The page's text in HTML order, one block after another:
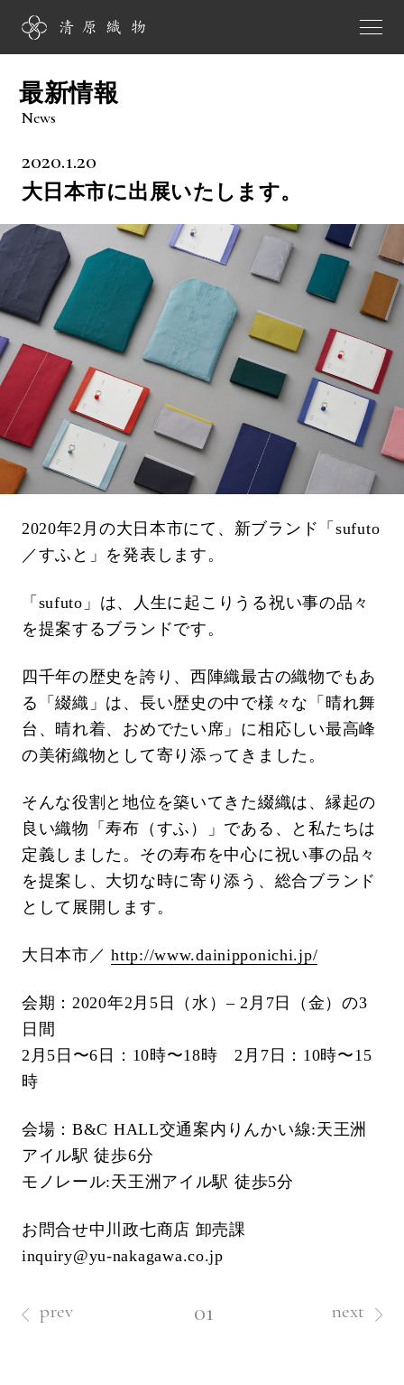
最新情報
News
2020.1.20
大日本市に出展いたします。
2020年2月の大日本市にて、新ブランド「sufuto
／すふと」を発表します。
「sufuto」は、人生に起こりうる祝い事の品々
を提案するブランドです。
四千年の歴史を誇り、西陣織最古の織物でもあ
る「綴織」は、長い歴史の中で様々な「晴れ舞
台、晴れ着、おめでたい席」に相応しい最高峰
の美術織物として寄り添ってきました。
そんな役割と地位を築いてきた綴織は、縁起の
良い織物「寿布（すふ）」である、と私たちは
定義しました。その寿布を中心に祝い事の品々
を提案し、大切な時に寄り添う、総合ブランド
として展開します。
大日本市／http://www.dainipponichi.jp/
会期：2020年2月5日（水）– 2月7日（金）の3
日間
2月5日〜6日：10時〜18時 2月7日：10時〜15
時
会場：B&C HALL交通案内りんかい線:天王洲
アイル駅 徒歩6分
モノレール:天王洲アイル駅 徒歩5分
お問合せ中川政七商店 卸売課
inquiry@yu-nakagawa.co.jp
prev 01 next